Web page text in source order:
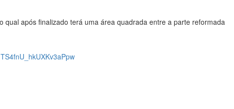
após finalizado terá uma área quadrada entre a parte reformada